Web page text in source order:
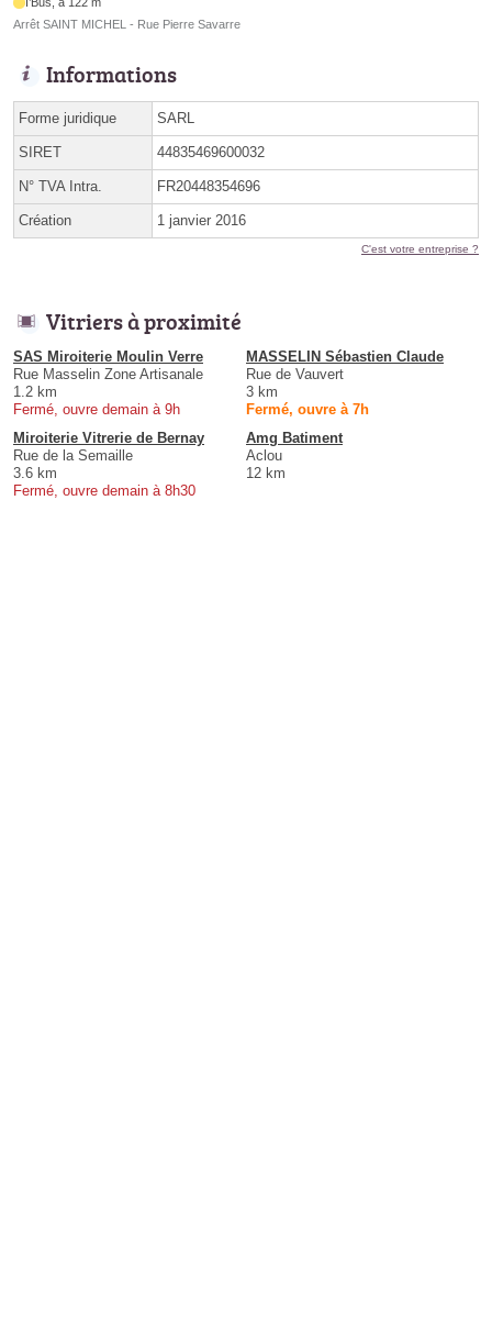
I’Bus, à 122 m
Arrêt SAINT MICHEL - Rue Pierre Savarre
Informations
Forme juridique SARL
SIRET 44835469600032
N° TVA Intra. FR20448354696
Création 1 janvier 2016
C'est votre entreprise ?
Vitriers à proximité
SAS Miroiterie Moulin Verre
Rue Masselin Zone Artisanale
1.2 km
Fermé, ouvre demain à 9h
MASSELIN Sébastien Claude
Rue de Vauvert
3 km
Fermé, ouvre à 7h
Miroiterie Vitrerie de Bernay
Rue de la Semaille
3.6 km
Fermé, ouvre demain à 8h30
Amg Batiment
Aclou
12 km